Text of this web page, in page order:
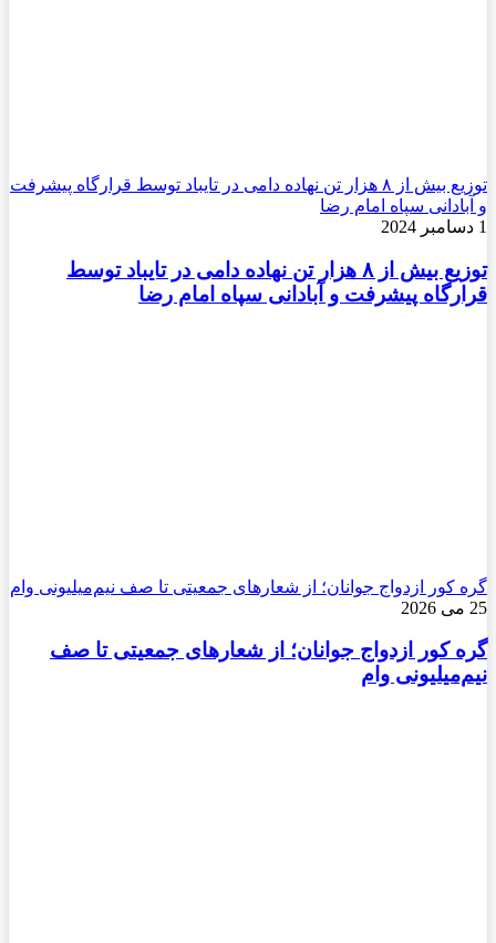
توزیع بیش از ۸ هزار تن نهاده دامی در تایباد توسط قرارگاه پیشرفت
و آبادانی سپاه امام رضا
1 دسامبر 2024
توزیع بیش از ۸ هزار تن نهاده دامی در تایباد توسط
قرارگاه پیشرفت و آبادانی سپاه امام رضا
گره کور ازدواج جوانان؛ از شعارهای جمعیتی تا صف نیم‌میلیونی وام
25 می 2026
گره کور ازدواج جوانان؛ از شعارهای جمعیتی تا صف
نیم‌میلیونی وام